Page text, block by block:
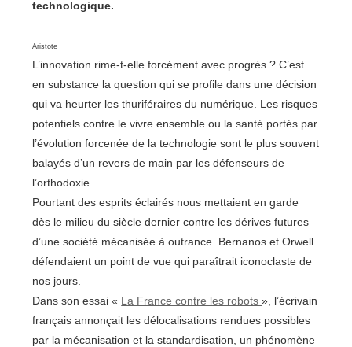
technologique.
Aristote
L’innovation rime-t-elle forcément avec progrès ? C’est
en substance la question qui se profile dans une décision
qui va heurter les thuriféraires du numérique. Les risques
potentiels contre le vivre ensemble ou la santé portés par
l’évolution forcenée de la technologie sont le plus souvent
balayés d’un revers de main par les défenseurs de
l’orthodoxie.
Pourtant des esprits éclairés nous mettaient en garde
dès le milieu du siècle dernier contre les dérives futures
d’une société mécanisée à outrance. Bernanos et Orwell
défendaient un point de vue qui paraîtrait iconoclaste de
nos jours.
Dans son essai « La France contre les robots», l’écrivain
français annonçait les délocalisations rendues possibles
par la mécanisation et la standardisation, un phénomène